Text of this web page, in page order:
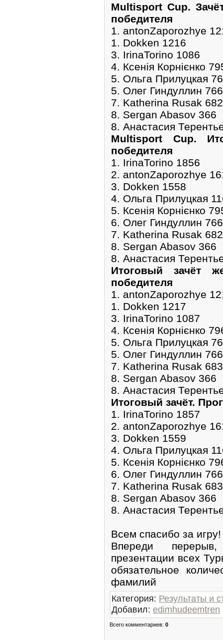
Multisport Cup.
победителя
1. antonZaporozhye
1. Dokken 1216
3. IrinaTorino 1086
4. Ксенія Корнієнко
5. Ольга Прилуцкая
5. Олег Гиндуллин 766
7. Katherina Rusak 682
8. Sergan Abasov 366
8. Анастасия
Multisport Cup.
победителя
1. IrinaTorino 1856
2. antonZaporozhye
3. Dokken 1558
4. Ольга Прилуцкая
5. Ксенія Корнієнко
6. Олег Гиндуллин 766
7. Katherina Rusak 682
8. Sergan Abasov 366
8. Анастасия
Итоговый зачёт
победителя
1. antonZaporozhye
1. Dokken 1217
3. IrinaTorino 1087
4. Ксенія Корнієнко
5. Ольга Прилуцкая
5. Олег Гиндуллин 766
7. Katherina Rusak 683
8. Sergan Abasov 366
8. Анастасия
Итоговый зачёт.
1. IrinaTorino 1857
2. antonZaporozhye
3. Dokken 1559
4. Ольга Прилуцкая
5. Ксенія Корнієнко
6. Олег Гиндуллин 766
7. Katherina Rusak 683
8. Sergan Abasov 366
8. Анастасия
Всем спасибо за игру!
Впереди
презентации всех
обязательное
фамилий
Категория: Результаты и
Добавил: edimhudeemtren
Всего комментариев: 0